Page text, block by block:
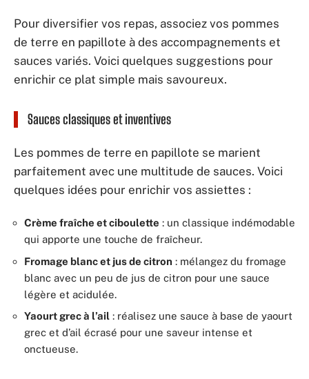
Pour diversifier vos repas, associez vos pommes
de terre en papillote à des accompagnements et
sauces variés. Voici quelques suggestions pour
enrichir ce plat simple mais savoureux.
Sauces classiques et inventives
Les pommes de terre en papillote se marient
parfaitement avec une multitude de sauces. Voici
quelques idées pour enrichir vos assiettes :
Crème fraîche et ciboulette : un classique indémodable
qui apporte une touche de fraîcheur.
Fromage blanc et jus de citron : mélangez du fromage
blanc avec un peu de jus de citron pour une sauce
légère et acidulée.
Yaourt grec à l’ail : réalisez une sauce à base de yaourt
grec et d’ail écrasé pour une saveur intense et
onctueuse.